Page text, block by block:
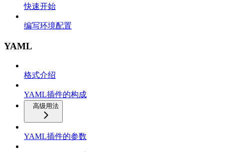
快速开始
编写环境配置
YAML
格式介绍
YAML插件的构成
高级用法
YAML插件的参数